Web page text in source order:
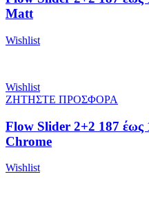
Matt
Wishlist
Wishlist
ΖΗΤΗΣΤΕ ΠΡΟΣΦΟΡΑ
Flow Slider 2+2 187
Chrome
Wishlist